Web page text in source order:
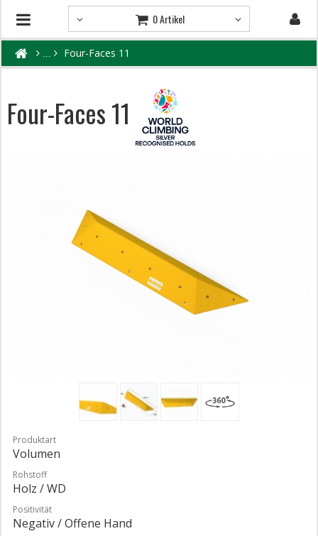
0 Artikel
Four-Faces 11
Four-Faces 11
Produktart
Volumen
Rohstoff
Holz / WD
Positivität
Negativ / Offene Hand